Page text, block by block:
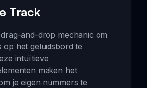
Track
and-drop mechanic om
op het geluidsbord te
intuïtieve
maken het
je eigen nummers te